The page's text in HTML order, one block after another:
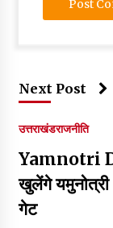
Next Post
उत्तराखंडराजनीति
Yamnotri
खुलेंगे
गेट